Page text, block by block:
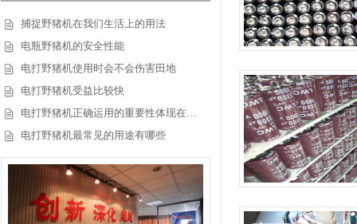
捕捉野猪机在我们生活上的用法
电瓶野猪机的安全性能
电打野猪机使用时会不会伤害田地
电打野猪机受益比较快
电打野猪机正确运用的重要性体现在…
电打野猪机最常见的用途有哪些